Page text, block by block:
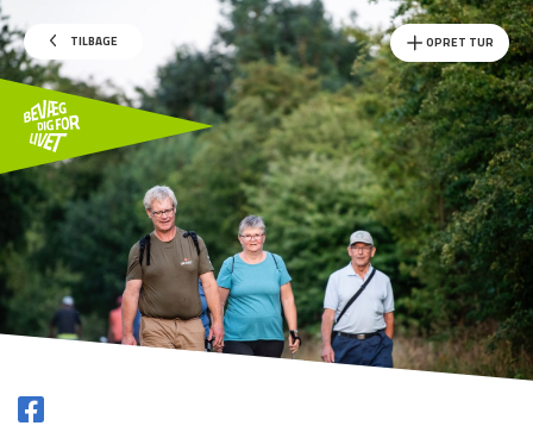
TILBAGE OPRET TUR